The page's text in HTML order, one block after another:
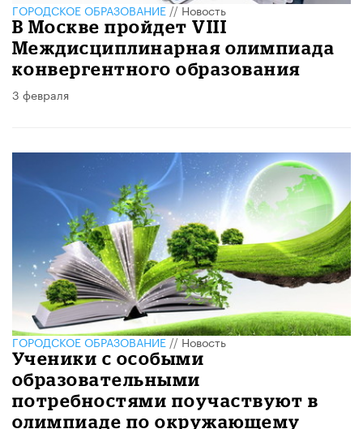
ГОРОДСКОЕ ОБРАЗОВАНИЕ//Новость
​В Москве пройдет VIII
Междисциплинарная олимпиада
конвергентного образования
3 февраля
ГОРОДСКОЕ ОБРАЗОВАНИЕ//Новость
Ученики с особыми
образовательными
потребностями поучаствуют в
олимпиаде по окружающему